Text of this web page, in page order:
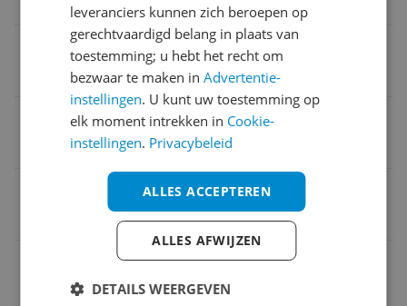
Introductiejaar
Schermgrootte
75 inch
4548736150195
Aansluitingen
Algemeen
leveranciers kunnen zich beroepen op
gerechtvaardigd belang in plaats van
toestemming; u hebt het recht om
bezwaar te maken inAdvertentie-
instellingen. U kunt uw toestemming op
elk moment intrekken in Cookie-
instellingen. Privacybeleid
ALLES ACCEPTEREN
ALLES AFWIJZEN
DETAILS WEERGEVEN